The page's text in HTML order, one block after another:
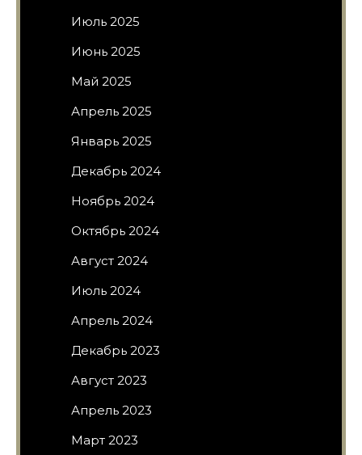
Июль 2025
Июнь 2025
Май 2025
Апрель 2025
Январь 2025
Декабрь 2024
Ноябрь 2024
Октябрь 2024
Август 2024
Июль 2024
Апрель 2024
Декабрь 2023
Август 2023
Апрель 2023
Март 2023